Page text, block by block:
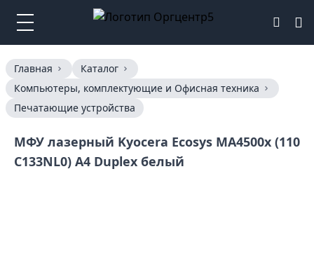
Главная
Каталог
Компьютеры, комплектующие и Офисная техника
Печатающие устройства
МФУ лазерный Kyocera Ecosys MA4500x (110
C133NL0) A4 Duplex белый